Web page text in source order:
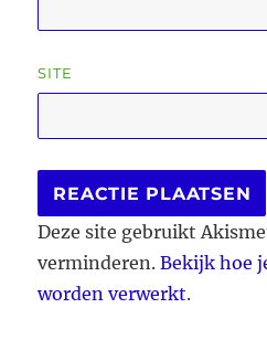
SITE
Deze site gebruikt
verminderen.Bekijk hoe
worden verwerkt.